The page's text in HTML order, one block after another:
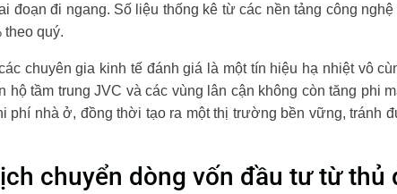
đoạn đi ngang. Số liệu thống kê từ các nền tảng công
theo quý.
chuyên gia kinh tế đánh giá là một tín hiệu hạ nhiệt vô
hộ tầm trung JVC và các vùng lân cận không còn tăng phi
phí nhà ở, đồng thời tạo ra một thị trường bền vững, tránh
chuyển dòng vốn đầu tư từ thủ